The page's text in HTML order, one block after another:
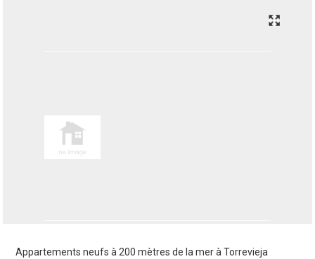
Appartements neufs à 200 mètres de la mer à Torrevieja